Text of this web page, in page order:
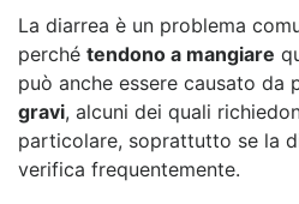
La diarrea è un problema
perché tendono a mangiare
può anche essere causato da
gravi, alcuni dei quali
particolare, soprattutto se la
verifica frequentemente.